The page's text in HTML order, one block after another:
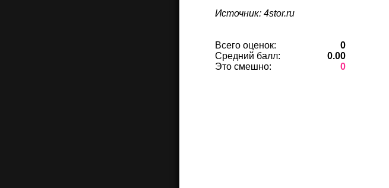
Источник: 4stor.ru
Всего оценок:
0
Средний балл:
0.00
Это смешно:
0